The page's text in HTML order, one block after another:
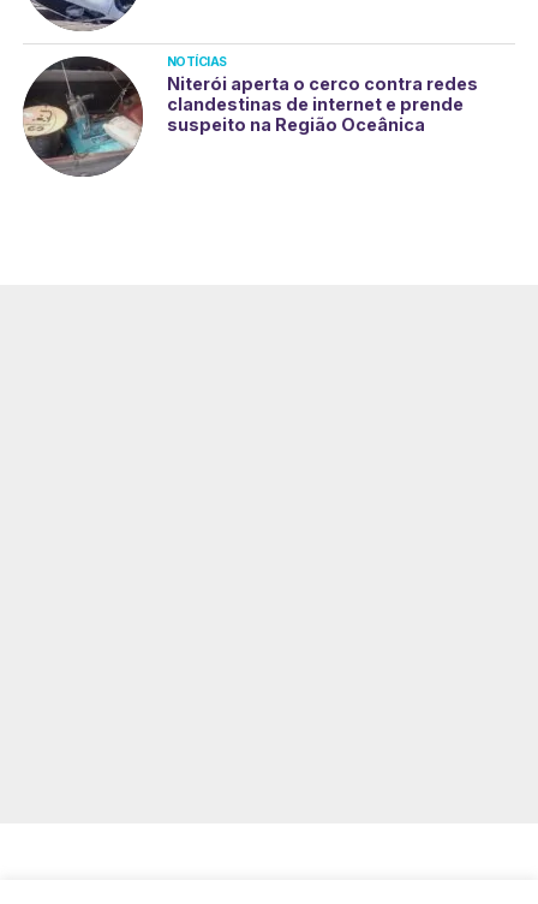
NOTÍCIAS
Niterói aperta o cerco contra redes
clandestinas de internet e prende
suspeito na Região Oceânica